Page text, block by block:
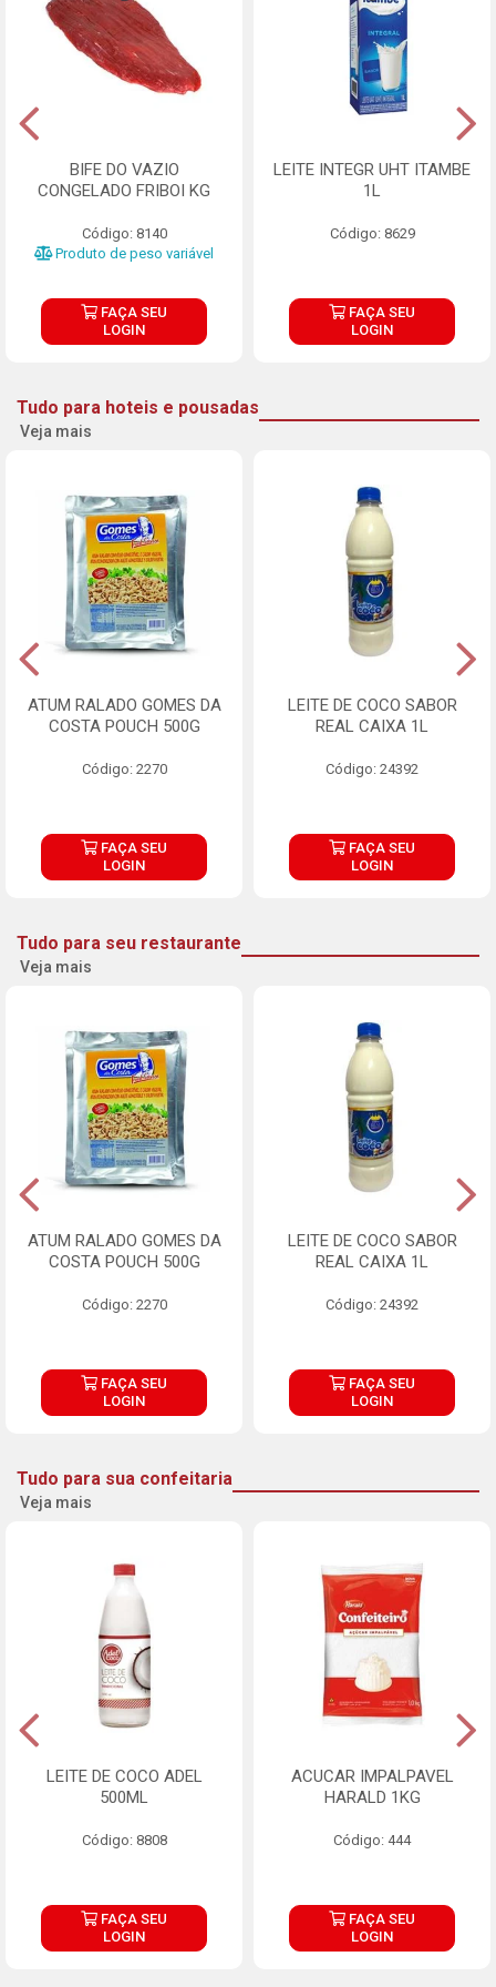
BIFE DO VAZIO
CONGELADO FRIBOI KG
Código: 8140
Produto de peso variável
FAÇA SEU
LOGIN
LEITE INTEGR UHT ITAMBE
1L
Código: 8629
FAÇA SEU
LOGIN
Tudo para hoteis e pousadas
Veja mais
ATUM RALADO GOMES DA
COSTA POUCH 500G
Código: 2270
FAÇA SEU
LOGIN
LEITE DE COCO SABOR
REAL CAIXA 1L
Código: 24392
FAÇA SEU
LOGIN
Tudo para seu restaurante
Veja mais
ATUM RALADO GOMES DA
COSTA POUCH 500G
Código: 2270
FAÇA SEU
LOGIN
LEITE DE COCO SABOR
REAL CAIXA 1L
Código: 24392
FAÇA SEU
LOGIN
Tudo para sua confeitaria
Veja mais
LEITE DE COCO ADEL
500ML
Código: 8808
FAÇA SEU
LOGIN
ACUCAR IMPALPAVEL
HARALD 1KG
Código: 444
FAÇA SEU
LOGIN